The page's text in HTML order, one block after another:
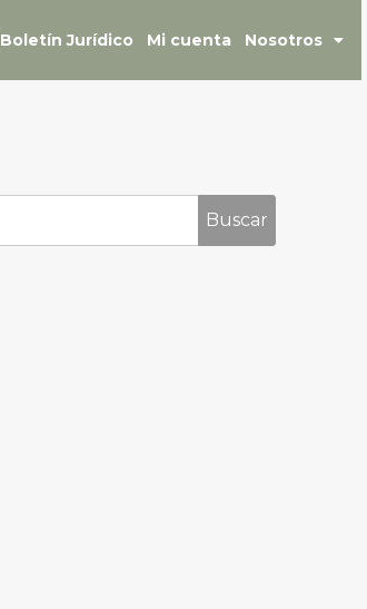
Boletín Jurídico Mi cuenta Nosotros
Buscar